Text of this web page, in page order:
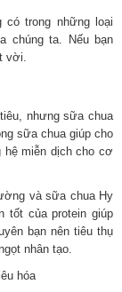
có trong những loại
chúng ta. Nếu bạn
vời.
nhưng sữa chua
sữa chua giúp cho
hệ miễn dịch cho cơ
và sữa chua Hy
tốt của protein giúp
bạn nên tiêu thụ
nhân tạo.